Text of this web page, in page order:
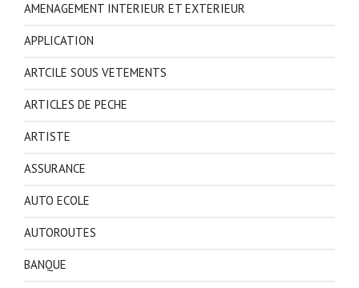
AMENAGEMENT INTERIEUR ET EXTERIEUR
APPLICATION
ARTCILE SOUS VETEMENTS
ARTICLES DE PECHE
ARTISTE
ASSURANCE
AUTO ECOLE
AUTOROUTES
BANQUE